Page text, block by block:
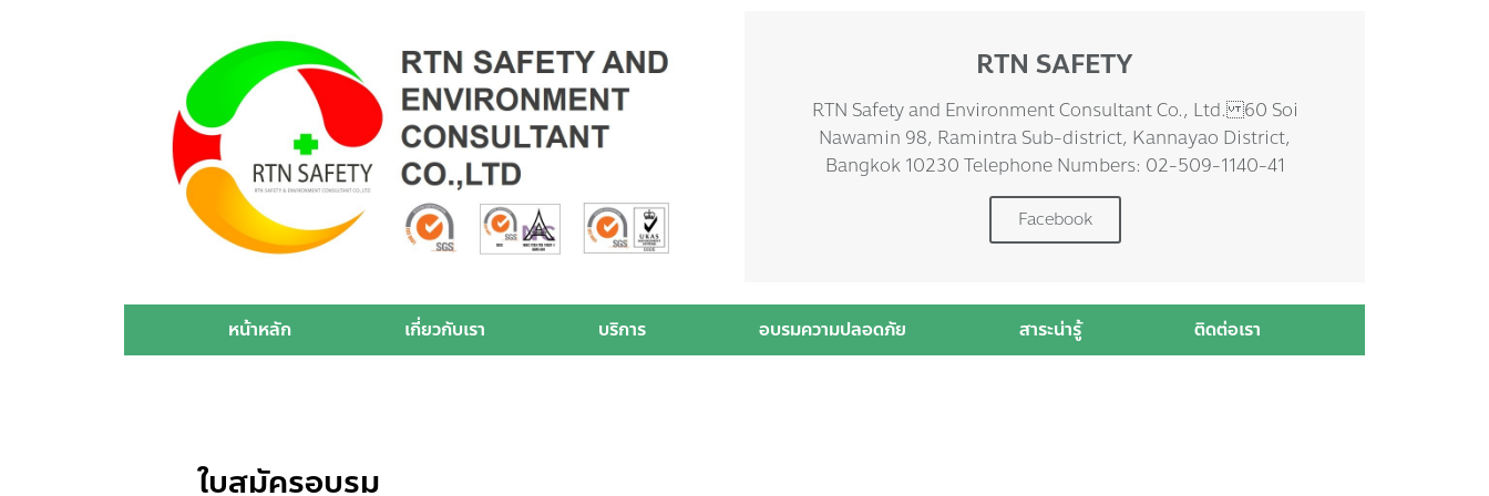
RTN SAFETY
RTN Safety and Environment Consultant Co., Ltd. 60 Soi
Nawamin 98, Ramintra Sub-district, Kannayao District,
Bangkok 10230 Telephone Numbers: 02-509-1140-41
Facebook
หน้าหลัก เกี่ยวกับเรา บริการ อบรมความปลอดภัย สาระน่ารู้ ติดต่อเรา
ใบสมัครอบรม